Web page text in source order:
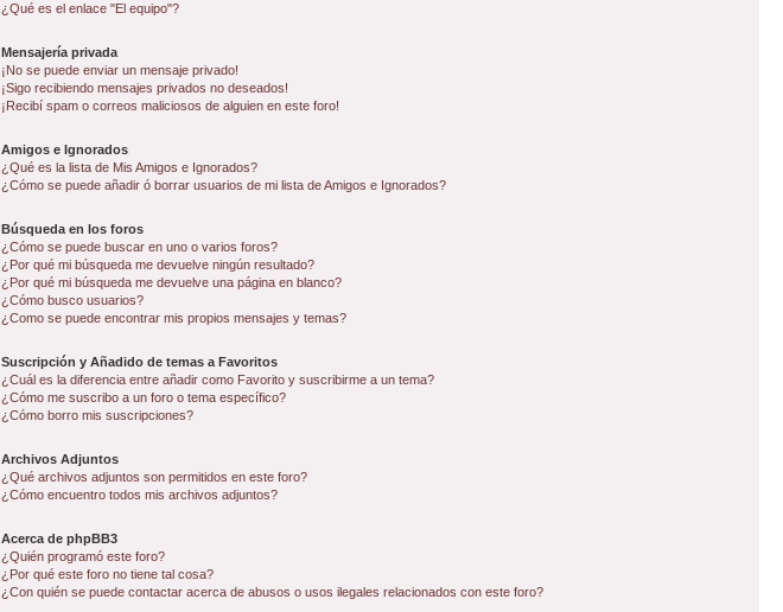
¿Qué es el enlace "El equipo"?
Mensajería privada
¡No se puede enviar un mensaje privado!
¡Sigo recibiendo mensajes privados no deseados!
¡Recibí spam o correos maliciosos de alguien en este foro!
Amigos e Ignorados
¿Qué es la lista de Mis Amigos e Ignorados?
¿Cómo se puede añadir ó borrar usuarios de mi lista de Amigos e Ignorados?
Búsqueda en los foros
¿Cómo se puede buscar en uno o varios foros?
¿Por qué mi búsqueda me devuelve ningún resultado?
¿Por qué mi búsqueda me devuelve una página en blanco?
¿Cómo busco usuarios?
¿Como se puede encontrar mis propios mensajes y temas?
Suscripción y Añadido de temas a Favoritos
¿Cuál es la diferencia entre añadir como Favorito y suscribirme a un tema?
¿Cómo me suscribo a un foro o tema específico?
¿Cómo borro mis suscripciones?
Archivos Adjuntos
¿Qué archivos adjuntos son permitidos en este foro?
¿Cómo encuentro todos mis archivos adjuntos?
Acerca de phpBB3
¿Quién programó este foro?
¿Por qué este foro no tiene tal cosa?
¿Con quién se puede contactar acerca de abusos o usos ilegales relacionados con este foro?